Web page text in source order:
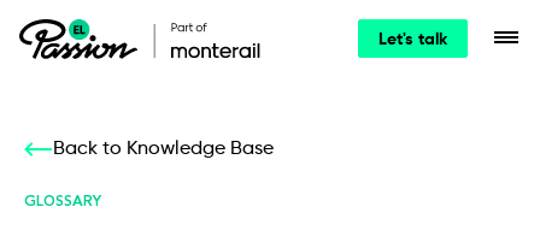
Let's talk
Back to Knowledge Base
GLOSSARY